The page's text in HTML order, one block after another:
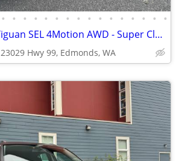
• • • • • • • • • • • • • • • •
2018 Volkswagen Tiguan SEL 4Motion AWD - Super Clean, FULLY FULLY LOAD
23029 Hwy 99, Edmonds, WA